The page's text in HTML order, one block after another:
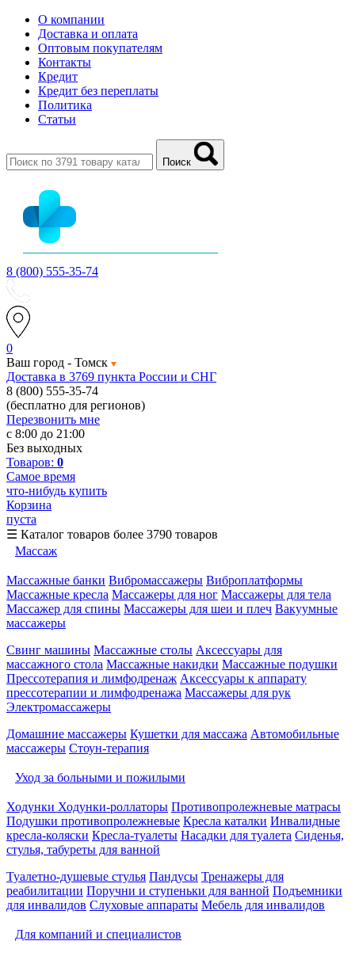
О компании
Доставка и оплата
Оптовым покупателям
Контакты
Кредит
Кредит без переплаты
Политика
Статьи
Поиск
8 (800) 555-35-74
0
Ваш город - Томск
Доставка в 3769 пункта России и СНГ
8 (800) 555-35-74
(бесплатно для регионов)
Перезвонить мне
с 8:00 до 21:00
Без выходных
Товаров: 0
Самое время
что-нибудь купить
Корзина
пуста
☰ Каталог товаров более 3790 товаров
Массаж
Массажные банки Вибромассажеры Виброплатформы
Массажные кресла Массажеры для ног Массажеры для тела
Массажер для спины Массажеры для шеи и плеч Вакуумные
массажеры
Свинг машины Массажные столы Аксессуары для
массажного стола Массажные накидки Массажные подушки
Прессотерапия и лимфодренаж Аксессуары к аппарату
прессотерапии и лимфодренажа Массажеры для рук
Электромассажеры
Домашние массажеры Кушетки для массажа Автомобильные
массажеры Стоун-терапия
Уход за больными и пожилыми
Ходунки Ходунки-роллаторы Противопролежневые матрасы
Подушки противопролежневые Кресла каталки Инвалидные
кресла-коляски Кресла-туалеты Насадки для туалета Сиденья,
стулья, табуреты для ванной
Туалетно-душевые стулья Пандусы Тренажеры для
реабилитации Поручни и ступеньки для ванной Подъемники
для инвалидов Слуховые аппараты Мебель для инвалидов
Для компаний и специалистов